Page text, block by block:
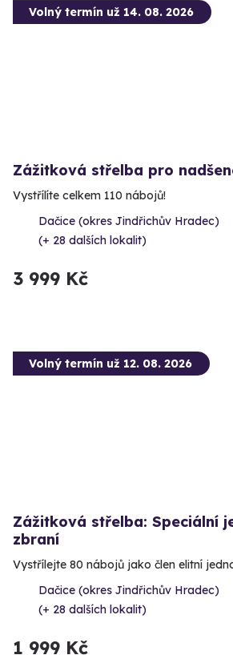
Volný termín už 14. 08. 2026
Zážitková střelba pro
Vystřílíte celkem 110 nábojů!
Dačice (okres Jindřichův Hradec)
(+ 28 dalších lokalit)
3 999 Kč
Volný termín už 12. 08. 2026
Zážitková střelba: Speciální
zbraní
Vystřílejte 80 nábojů jako člen elitní
Dačice (okres Jindřichův Hradec)
(+ 28 dalších lokalit)
1 999 Kč